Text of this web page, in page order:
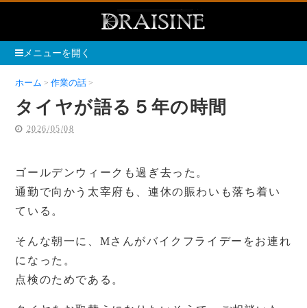
メニューを開く
ホーム 作業の話
タイヤが語る５年の時間
2026/05/08
ゴールデンウィークも過ぎ去った。
通勤で向かう太宰府も、連休の賑わいも落ち着い
ている。
そんな朝一に、Mさんがバイクフライデーをお連れ
になった。
点検のためである。